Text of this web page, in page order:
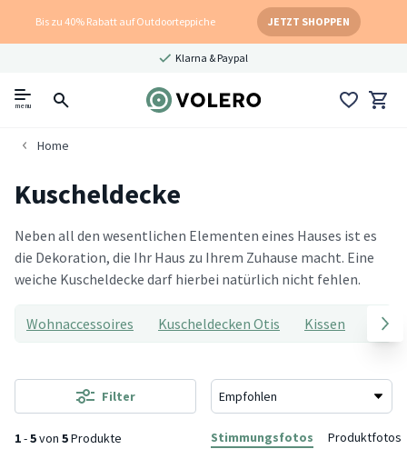
Bis zu 40% Rabatt auf Outdoorteppiche JETZT SHOPPEN
Klarna & Paypal
menu
Home
Kuscheldecke
Neben all den wesentlichen Elementen eines Hauses ist es
die Dekoration, die Ihr Haus zu Ihrem Zuhause macht. Eine
weiche Kuscheldecke darf hierbei natürlich nicht fehlen.
Wohnaccessoires Kuscheldecken Otis Kissen
1-5von 5Produkte
Filter
Stimmungsfotos Produktfotos